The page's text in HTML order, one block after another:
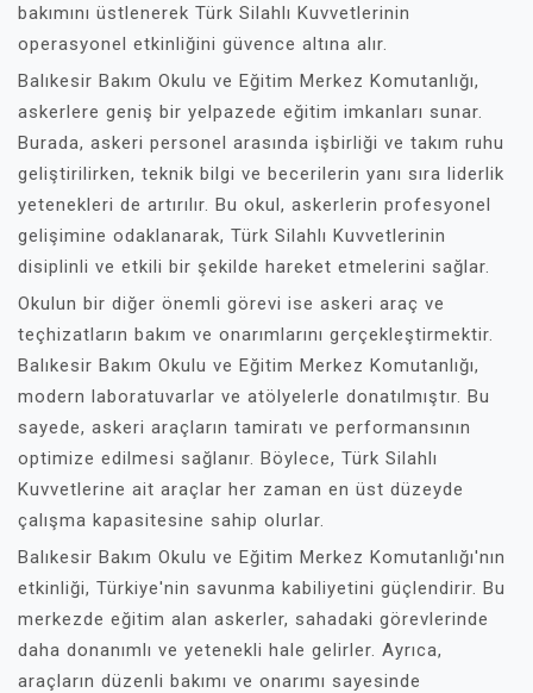
bakımını üstlenerek Türk Silahlı Kuvvetlerinin
operasyonel etkinliğini güvence altına alır.
Balıkesir Bakım Okulu ve Eğitim Merkez Komutanlığı,
askerlere geniş bir yelpazede eğitim imkanları sunar.
Burada, askeri personel arasında işbirliği ve takım ruhu
geliştirilirken, teknik bilgi ve becerilerin yanı sıra liderlik
yetenekleri de artırılır. Bu okul, askerlerin profesyonel
gelişimine odaklanarak, Türk Silahlı Kuvvetlerinin
disiplinli ve etkili bir şekilde hareket etmelerini sağlar.
Okulun bir diğer önemli görevi ise askeri araç ve
teçhizatların bakım ve onarımlarını gerçekleştirmektir.
Balıkesir Bakım Okulu ve Eğitim Merkez Komutanlığı,
modern laboratuvarlar ve atölyelerle donatılmıştır. Bu
sayede, askeri araçların tamiratı ve performansının
optimize edilmesi sağlanır. Böylece, Türk Silahlı
Kuvvetlerine ait araçlar her zaman en üst düzeyde
çalışma kapasitesine sahip olurlar.
Balıkesir Bakım Okulu ve Eğitim Merkez Komutanlığı'nın
etkinliği, Türkiye'nin savunma kabiliyetini güçlendirir. Bu
merkezde eğitim alan askerler, sahadaki görevlerinde
daha donanımlı ve yetenekli hale gelirler. Ayrıca,
araçların düzenli bakımı ve onarımı sayesinde